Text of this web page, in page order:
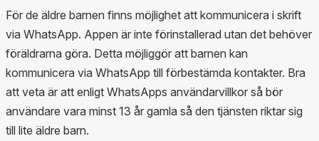
För de äldre barnen finns möjlighet att kommunicera i skrift
via WhatsApp. Appen är inte förinstallerad utan det behöver
föräldrarna göra. Detta möjliggör att barnen kan
kommunicera via WhatsApp till förbestämda kontakter. Bra
att veta är att enligt WhatsApps användarvillkor så bör
användare vara minst 13 år gamla så den tjänsten riktar sig
till lite äldre barn.